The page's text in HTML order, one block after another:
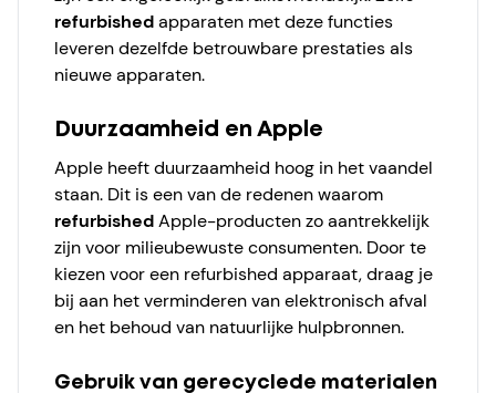
refurbishedapparaten met deze functies
leveren dezelfde betrouwbare prestaties als
nieuwe apparaten.
Duurzaamheid en Apple
Apple heeft duurzaamheid hoog in het vaandel
staan. Dit is een van de redenen waarom
refurbishedApple-producten zo aantrekkelijk
zijn voor milieubewuste consumenten. Door te
kiezen voor een refurbished apparaat, draag je
bij aan het verminderen van elektronisch afval
en het behoud van natuurlijke hulpbronnen.
Gebruik van gerecyclede materialen